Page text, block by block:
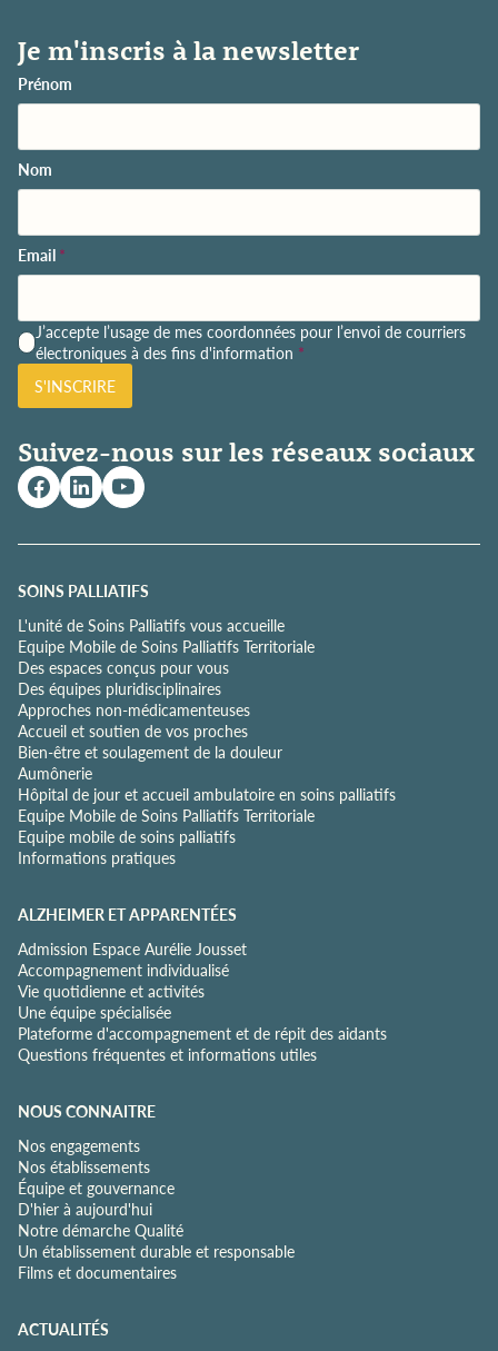
Je m'inscris à la newsletter
Prénom
Nom
Email *
P
o
l
t
q
u
e
e
o
f
i
d
e
n
t
i
a
l
i
t
é
J’accepte l’usage de mes coordonnées pour l’envoi de courriers
électroniques à des fins d'information *
S'INSCRIRE
Suivez-nous sur les réseaux sociaux
SOINS PALLIATIFS
L'unité de Soins Palliatifs vous accueille
Equipe Mobile de Soins Palliatifs Territoriale
Des espaces conçus pour vous
Des équipes pluridisciplinaires
Approches non-médicamenteuses
Accueil et soutien de vos proches
Bien-être et soulagement de la douleur
Aumônerie
Hôpital de jour et accueil ambulatoire en soins palliatifs
Equipe Mobile de Soins Palliatifs Territoriale
Equipe mobile de soins palliatifs
Informations pratiques
ALZHEIMER ET APPARENTÉES
Admission Espace Aurélie Jousset
Accompagnement individualisé
Vie quotidienne et activités
Une équipe spécialisée
Plateforme d'accompagnement et de répit des aidants
Questions fréquentes et informations utiles
NOUS CONNAITRE
Nos engagements
Nos établissements
Équipe et gouvernance
D'hier à aujourd'hui
Notre démarche Qualité
Un établissement durable et responsable
Films et documentaires
ACTUALITÉS